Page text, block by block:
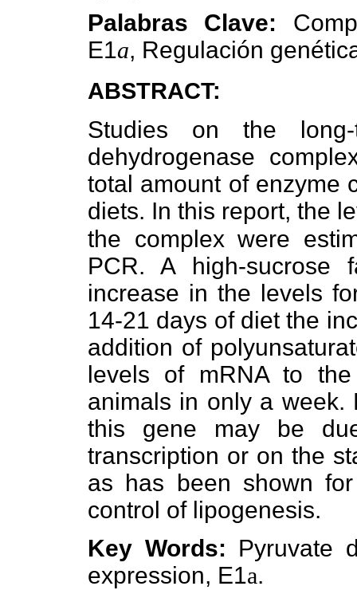
Palabras Clave:
E1a, Regulación
ABSTRACT:
Studies on the
dehydrogenase
total amount of enzyme
diets. In this report, the
the complex were
PCR. A high-sucrose
increase in the levels
14-21 days of diet the
addition of
levels of mRNA to
animals in only a week.
this gene may be
transcription or on the
as has been shown
control of lipogenesis.
Key Words: Pyruvate
expression, E1a.